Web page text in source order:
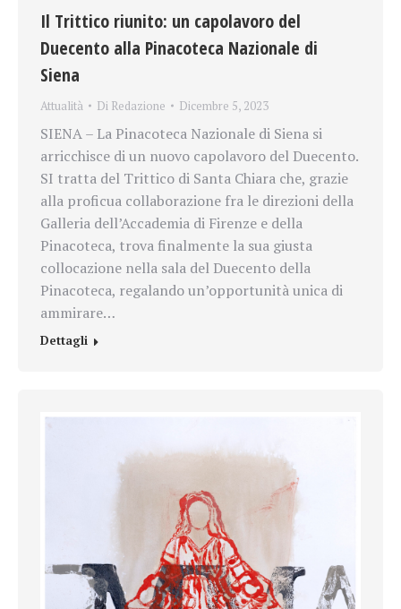
Il Trittico riunito: un capolavoro del
Duecento alla Pinacoteca Nazionale di
Siena
Attualità Di Redazione Dicembre 5, 2023
SIENA – La Pinacoteca Nazionale di Siena si
arricchisce di un nuovo capolavoro del Duecento.
SI tratta del Trittico di Santa Chiara che, grazie
alla proficua collaborazione fra le direzioni della
Galleria dell’Accademia di Firenze e della
Pinacoteca, trova finalmente la sua giusta
collocazione nella sala del Duecento della
Pinacoteca, regalando un’opportunità unica di
ammirare…
Dettagli